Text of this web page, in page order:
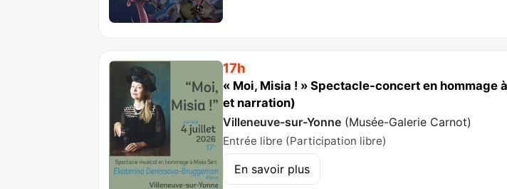
17h
« Moi, Misia ! » Spectacle-concert en
et narration)
Villeneuve-sur-Yonne (Musée-Galerie Carnot)
Entrée libre (Participation libre)
En savoir plus